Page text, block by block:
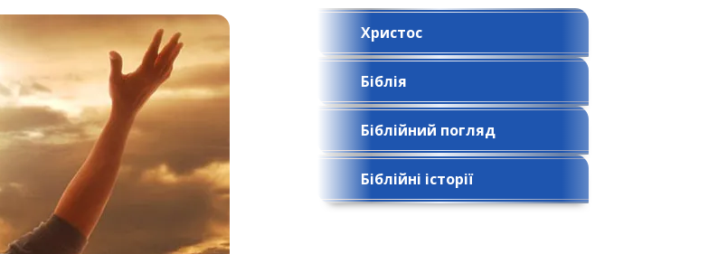
Христос
Біблія
Біблійний погляд
Біблійні історії